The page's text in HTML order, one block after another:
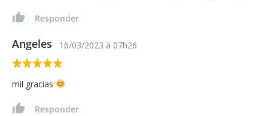
Responder
Angeles 16/03/2023 à 07h26
mil gracias
Responder